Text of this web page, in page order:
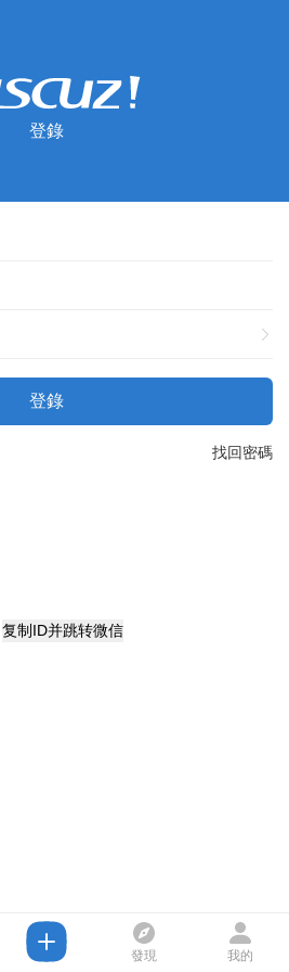
登錄
登錄
找回密碼
复制ID并跳转微信
發現 我的